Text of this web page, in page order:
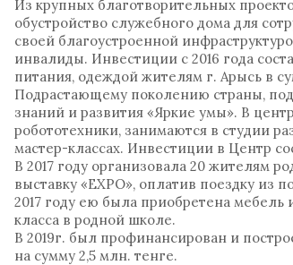
Из крупных благотворительных
обустройство служебного дома для
своей благоустроенной
инвалиды. Инвестиции с 2016 года
питания, одеждой жителям г. Арысь в
Подрастающему поколению страны, под
знаний и развития «Яркие умы». В
робототехники, занимаются в студии
мастер-классах. Инвестиции в Центр
В 2017 году организовала 20 жителям
выставку «EXPO», оплатив поездку из
2017 году ею была приобретена мебель
класса в родной школе.
В 2019г. был профинансирован и
на сумму 2,5 млн. тенге.